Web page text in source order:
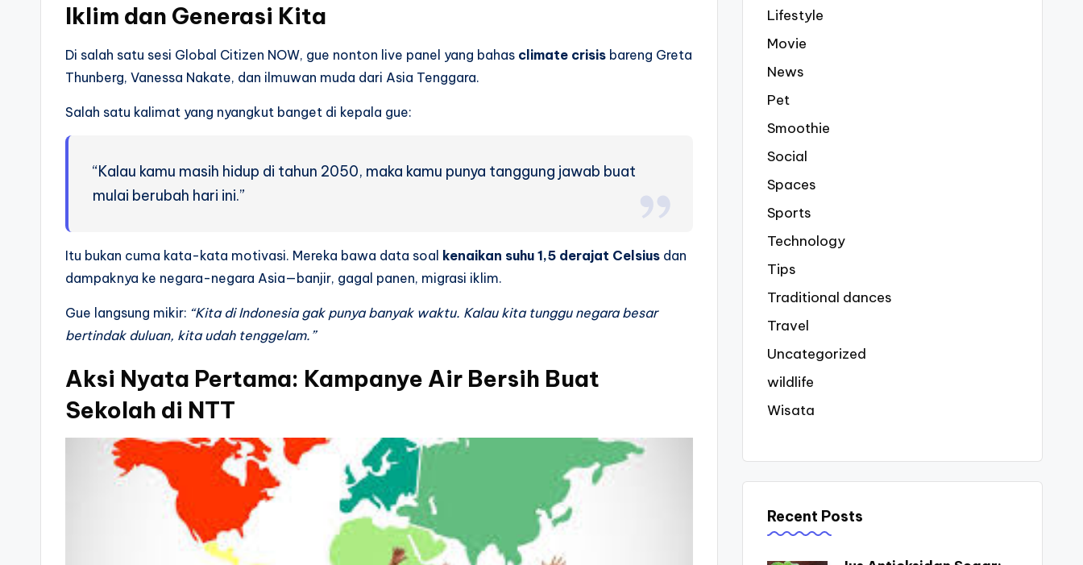
Iklim dan Generasi Kita
Di salah satu sesi Global Citizen NOW, gue nonton live panel yang bahas climate crisis bareng Greta
Thunberg, Vanessa Nakate, dan ilmuwan muda dari Asia Tenggara.
Salah satu kalimat yang nyangkut banget di kepala gue:
“Kalau kamu masih hidup di tahun 2050, maka kamu punya tanggung jawab buat
mulai berubah hari ini.”
Itu bukan cuma kata-kata motivasi. Mereka bawa data soal kenaikan suhu 1,5 derajat Celsius dan
dampaknya ke negara-negara Asia—banjir, gagal panen, migrasi iklim.
Gue langsung mikir: “Kita di Indonesia gak punya banyak waktu. Kalau kita tunggu negara besar
bertindak duluan, kita udah tenggelam.”
Aksi Nyata Pertama: Kampanye Air Bersih Buat
Sekolah di NTT
Lifestyle
Movie
News
Pet
Smoothie
Social
Spaces
Sports
Technology
Tips
Traditional dances
Travel
Uncategorized
wildlife
Wisata
Recent Posts